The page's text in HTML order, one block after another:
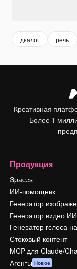
диалог речь
Креативная
Более 1
Продукция
Spaces
ИИ-помощник
Генератор
Генератор видео ИИ
Генератор голоса
Стоковый контент
MCP для Claude/
Агенты Новое